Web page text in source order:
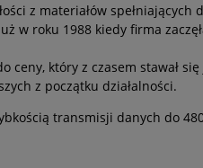
z materiałów
w roku 1988 kiedy firma
który z czasem stawał
z początku działalności.
transmisji danych do